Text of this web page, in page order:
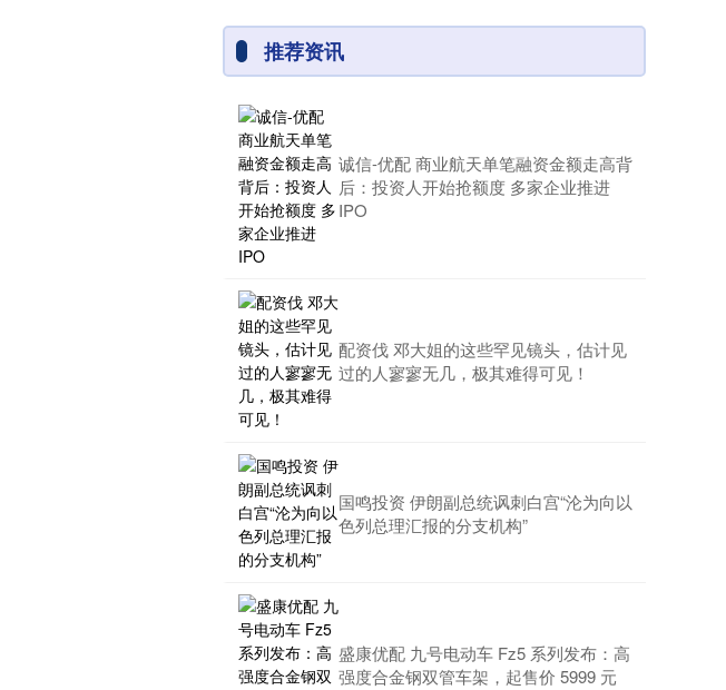
推荐资讯
诚信-优配 商业航天单笔融资金额走高背
后：投资人开始抢额度 多家企业推进
IPO
配资伐 邓大姐的这些罕见镜头，估计见
过的人寥寥无几，极其难得可见！
国鸣投资 伊朗副总统讽刺白宫“沦为向以
色列总理汇报的分支机构”
盛康优配 九号电动车 Fz5 系列发布：高
强度合金钢双管车架，起售价 5999 元